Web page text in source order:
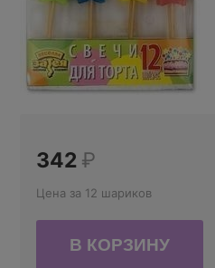
342 ₽
Цена за 12 шариков